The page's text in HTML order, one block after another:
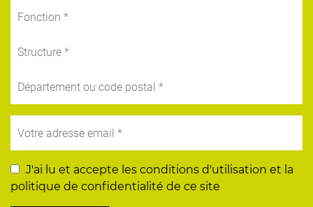
J'ai lu et accepte les conditions d'utilisation et la
politique de confidentialité de ce site